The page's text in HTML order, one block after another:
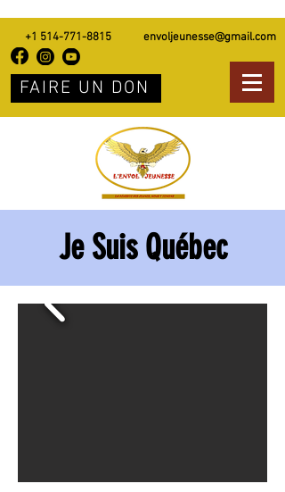
+1 514-771-8815 envoljeunesse@gmail.com
FAIRE UN DON
Je Suis Québec